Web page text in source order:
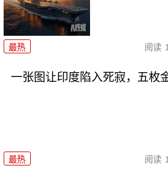
最热 阅读
一张图让印度陷入死寂，五枚
最热 阅读